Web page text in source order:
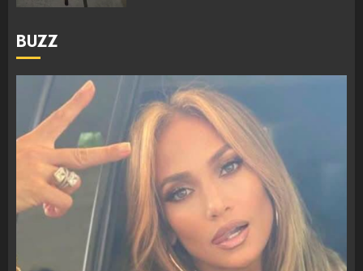
BUZZ